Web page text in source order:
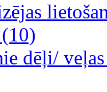
dēļi/